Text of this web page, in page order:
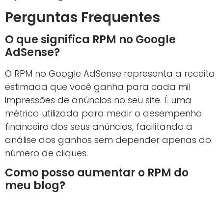
Perguntas Frequentes
O que significa RPM no Google
AdSense?
O RPM no Google AdSense representa a receita
estimada que você ganha para cada mil
impressões de anúncios no seu site. É uma
métrica utilizada para medir o desempenho
financeiro dos seus anúncios, facilitando a
análise dos ganhos sem depender apenas do
número de cliques.
Como posso aumentar o RPM do
meu blog?